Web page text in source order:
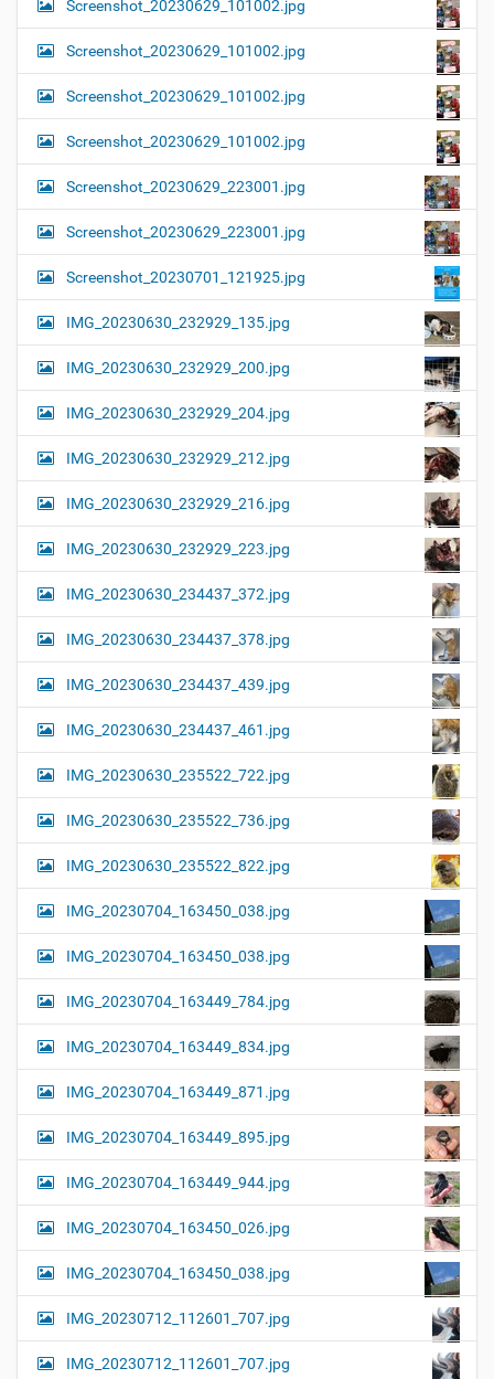
Screenshot_20230629_101002.jpg
Screenshot_20230629_101002.jpg
Screenshot_20230629_101002.jpg
Screenshot_20230629_101002.jpg
Screenshot_20230629_223001.jpg
Screenshot_20230629_223001.jpg
Screenshot_20230701_121925.jpg
IMG_20230630_232929_135.jpg
IMG_20230630_232929_200.jpg
IMG_20230630_232929_204.jpg
IMG_20230630_232929_212.jpg
IMG_20230630_232929_216.jpg
IMG_20230630_232929_223.jpg
IMG_20230630_234437_372.jpg
IMG_20230630_234437_378.jpg
IMG_20230630_234437_439.jpg
IMG_20230630_234437_461.jpg
IMG_20230630_235522_722.jpg
IMG_20230630_235522_736.jpg
IMG_20230630_235522_822.jpg
IMG_20230704_163450_038.jpg
IMG_20230704_163450_038.jpg
IMG_20230704_163449_784.jpg
IMG_20230704_163449_834.jpg
IMG_20230704_163449_871.jpg
IMG_20230704_163449_895.jpg
IMG_20230704_163449_944.jpg
IMG_20230704_163450_026.jpg
IMG_20230704_163450_038.jpg
IMG_20230712_112601_707.jpg
IMG_20230712_112601_707.jpg